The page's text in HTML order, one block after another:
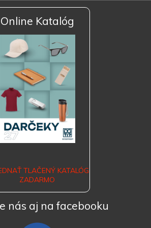
Online Katalóg
TLAČENÝ KATALÓG
ZADARMO
nás aj na facebooku